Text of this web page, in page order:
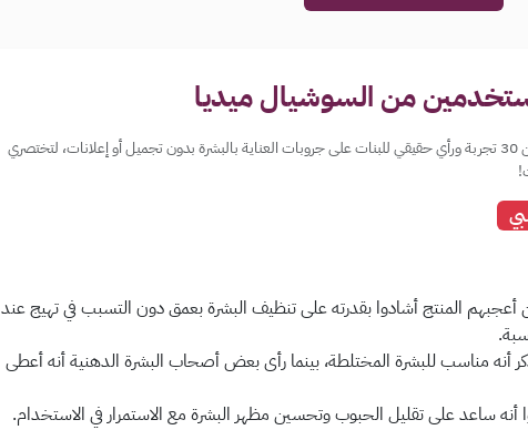
من السوشيال ميديا
جمعنا لكِ هنا زبدة وخلاصة أكثر من 30 تجربة ورأي حقيقي للبنات على جروبات العناية بالبشرة بدون تجميل أو إعلانات، لتختصري
المنتج أشادوا بقدرته على تنظيف البشرة بعمق دون التسبب في تهيج عند
أنه مناسب للبشرة المختلطة، بينما رأى بعض أصحاب البشرة الدهنية أنه أعطى
ساعد على تقليل الحبوب وتحسين مظهر البشرة مع الاستمرار في الاستخدام.